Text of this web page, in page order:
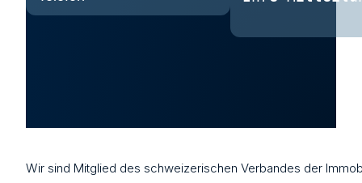
Wir sind Mitglied des schweizerischen Verbandes der